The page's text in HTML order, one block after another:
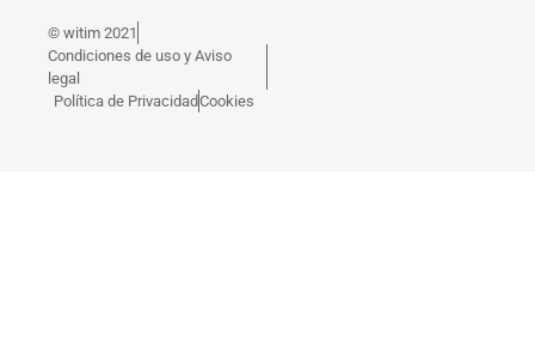
© witim 2021
Condiciones de uso y Aviso
legal
Política de PrivacidadCookies